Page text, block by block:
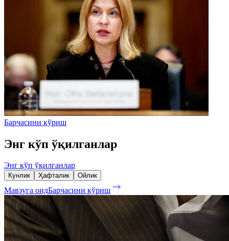
Барчасини кўриш
Энг кўп ўқилганлар
Энг кўп ўқилганлар
Кунлик Ҳафталик Ойлик
Мавзуга оидБарчасини кўриш